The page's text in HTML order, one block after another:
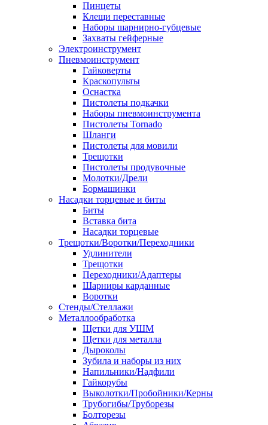
Пинцеты
Клещи переставные
Наборы шарнирно-губцевые
Захваты гейферные
Электроинструмент
Пневмоинструмент
Гайковерты
Краскопульты
Оснастка
Пистолеты подкачки
Наборы пневмоинструмента
Пистолеты Tornado
Шланги
Пистолеты для мовили
Трещотки
Пистолеты продувочные
Молотки/Дрели
Бормашинки
Насадки торцевые и биты
Биты
Вставка бита
Насадки торцевые
Трещотки/Воротки/Переходники
Удлинители
Трещотки
Переходники/Адаптеры
Шарниры карданные
Воротки
Стенды/Стеллажи
Металлообработка
Щетки для УШМ
Щетки для металла
Дыроколы
Зубила и наборы из них
Напильники/Надфили
Гайкорубы
Выколотки/Пробойники/Керны
Трубогибы/Труборезы
Болторезы